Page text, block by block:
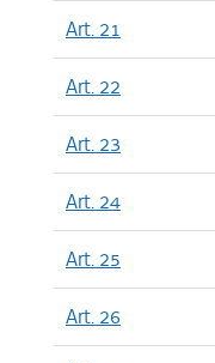
Art. 21
Art. 22
Art. 23
Art. 24
Art. 25
Art. 26